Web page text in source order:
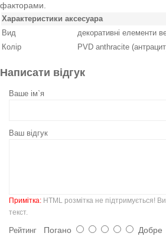
факторами.
Характеристики аксесуара
Вид
декоративні елементи
Колір
PVD anthracite
Написати відгук
Ваше ім`я
Ваш відгук
Примітка: HTML розмітка не підтримується!
текст.
Рейтинг Погано
Добре